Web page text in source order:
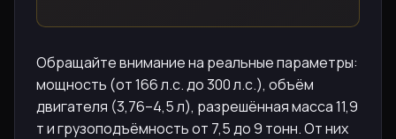
Обращайте внимание на реальные параметры:
мощность (от 166 л.с. до 300 л.с.), объём
двигателя (3,76–4,5 л), разрешённая масса 11,9
т и грузоподъёмность от 7,5 до 9 тонн. От них